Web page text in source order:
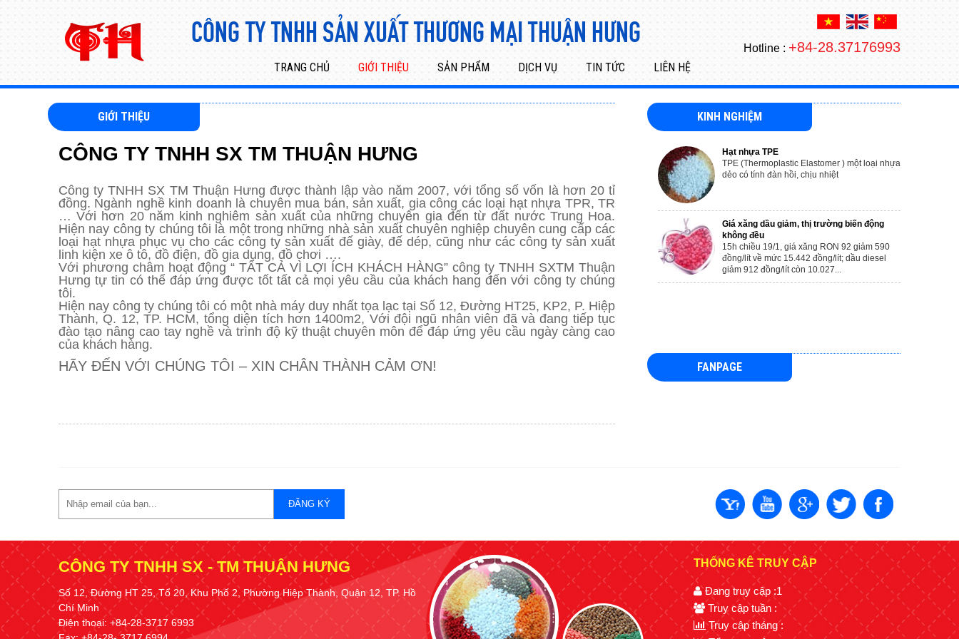
Hotline : +84-28.37176993
TRANG CHỦ GIỚI THIỆU SẢN PHẨM DỊCH VỤ TIN TỨC LIÊN HỆ
GIỚI THIỆU
CÔNG TY TNHH SX TM THUẬN HƯNG
Công ty TNHH SX TM Thuận Hưng được thành lập vào năm 2007, với tổng số vốn là hơn 20 tỉ
đồng. Ngành nghề kinh doanh là chuyên mua bán, sản xuất, gia công các loại hạt nhựa TPR, TR
… Với hơn 20 năm kinh nghiêm sản xuất của những chuyên gia đến từ đất nước Trung Hoa.
Hiện nay công ty chúng tôi là một trong những nhà sản xuất chuyên nghiệp chuyên cung cấp các
loại hạt nhựa phục vụ cho các công ty sản xuất đế giày, đế dép, cũng như các công ty sản xuất
linh kiện xe ô tô, đồ điện, đồ gia dụng, đồ chơi ….
Với phương châm hoạt động “ TẤT CẢ VÌ LỢI ÍCH KHÁCH HÀNG” công ty TNHH SXTM Thuận
Hưng tự tin có thể đáp ứng được tốt tất cả mọi yêu cầu của khách hang đến với công ty chúng
tôi.
Hiện nay công ty chúng tôi có một nhà máy duy nhất tọa lạc tại Số 12, Đường HT25, KP2, P. Hiệp
Thành, Q. 12, TP. HCM, tổng diện tích hơn 1400m2, Với đội ngũ nhân viên đã và đang tiếp tục
đào tạo nâng cao tay nghề và trình độ kỹ thuật chuyên môn để đáp ứng yêu cầu ngày càng cao
của khách hàng.
HÃY ĐẾN VỚI CHÚNG TÔI – XIN CHÂN THÀNH CẢM ƠN!
KINH NGHIỆM
Hạt nhựa TPE
TPE (Thermoplastic Elastomer ) một loại nhựa
dẻo có tính đàn hồi, chịu nhiệt
Giá xăng dầu giảm, thị trường biến động
không đều
15h chiều 19/1, giá xăng RON 92 giảm 590
đồng/lít về mức 15.442 đồng/lít; dầu diesel
giảm 912 đồng/lít còn 10.027...
FANPAGE
ĐĂNG KÝ
CÔNG TY TNHH SX - TM THUẬN HƯNG
Số 12, Đường HT 25, Tổ 20, Khu Phố 2, Phường Hiệp Thành, Quận 12, TP. Hồ
Chí Minh
Điện thoại: +84-28-3717 6993
THỐNG KÊ TRUY CẬP
Đang truy cập :1
Truy cập tuần :
Truy cập tháng :